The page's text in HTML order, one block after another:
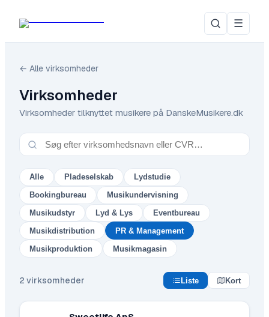
☰
← Alle virksomheder
Virksomheder
Virksomheder tilknyttet musikere på DanskeMusikere.dk
Alle Pladeselskab
Lydstudie
Bookingbureau
Musikundervisning
Musikudstyr
Lyd & Lys
Eventbureau
Musikdistribution
PR & Management
Musikproduktion
Musikmagasin
2 virksomheder Liste Kort